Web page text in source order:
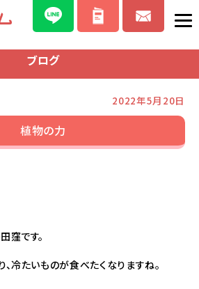
ブログ
2022年5月20日
植物の力
窪です。
冷たいものが食べたくなりますね。